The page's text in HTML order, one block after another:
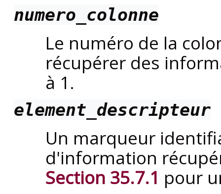
numero_colonne
Le numéro de la
récupérer des
à 1.
element_descripteur
Un marqueur
d'information
Section 35.7.1 pour